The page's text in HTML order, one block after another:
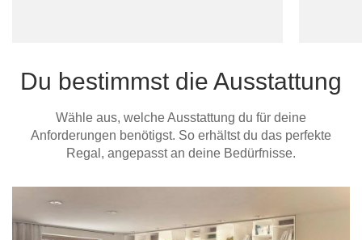
Du bestimmst die Ausstattung
Wähle aus, welche Ausstattung du für deine
Anforderungen benötigst. So erhältst du das perfekte
Regal, angepasst an deine Bedürfnisse.